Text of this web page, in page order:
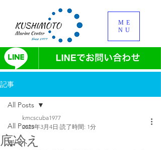
ME
NU
記事
All Posts
ボート
All Posts
底冷え
kmcscuba1977
2023年3月4日 読了時間: 1分